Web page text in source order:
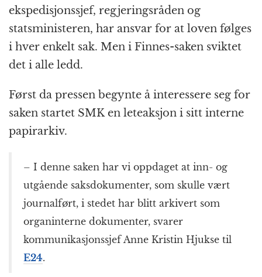
ekspedisjonssjef, regjeringsråden og
statsministeren, har ansvar for at loven følges
i hver enkelt sak. Men i Finnes-saken sviktet
det i alle ledd.
Først da pressen begynte å interessere seg for
saken startet SMK en leteaksjon i sitt interne
papirarkiv.
– I denne saken har vi oppdaget at inn- og
utgående saksdokumenter, som skulle vært
journalført, i stedet har blitt arkivert som
organinterne dokumenter, svarer
kommunikasjonssjef Anne Kristin Hjukse til
E24.